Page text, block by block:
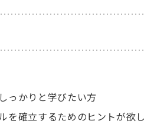
っかりと学びたい方
を確立するためのヒントが欲し